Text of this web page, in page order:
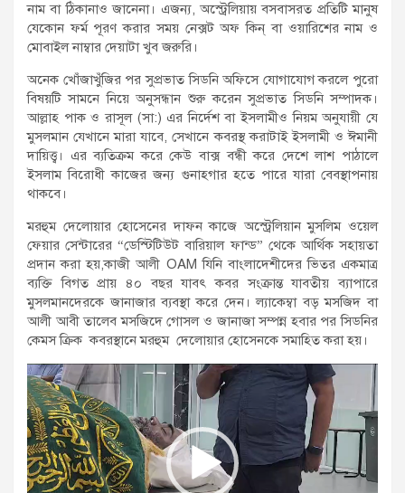
নাম বা ঠিকানাও জানেনা। এজন্য, অস্ট্রেলিয়ায় বসবাসরত প্রতিটি মানুষ
যেকোন ফর্ম পূরণ করার সময় নেক্সট অফ কিন্ বা ওয়ারিশের নাম ও
মোবাইল নাম্বার দেয়াটা খুব জরুরি।
অনেক খোঁজাখুঁজির পর সুপ্রভাত সিডনি অফিসে যোগাযোগ করলে পুরো
বিষয়টি সামনে নিয়ে অনুসন্ধান শুরু করেন সুপ্রভাত সিডনি সম্পাদক।
আল্লাহ পাক ও রাসূল (সা:) এর নির্দেশ বা ইসলামীও নিয়ম অনুযায়ী যে
মুসলমান যেখানে মারা যাবে, সেখানে কবরস্থ করাটাই ইসলামী ও ঈমানী
দায়িত্ত্ব। এর ব্যতিক্রম করে কেউ বাক্স বন্ধী করে দেশে লাশ পাঠালে
ইসলাম বিরোধী কাজের জন্য গুনাহগার হতে পারে যারা বেবস্থাপনায়
থাকবে।
মরহুম দেলোয়ার হোসেনের দাফন কাজে অস্ট্রেলিয়ান মুসলিম ওয়েল
ফেয়ার সেন্টারের “ডেস্টিটিউট বারিয়াল ফান্ড” থেকে আর্থিক সহায়তা
প্রদান করা হয়,কাজী আলী OAM যিনি বাংলাদেশীদের ভিতর একমাত্র
ব্যক্তি বিগত প্রায় ৪০ বছর যাবৎ কবর সংক্রান্ত যাবতীয় ব্যাপারে
মুসলমানদেরকে জানাজার ব্যবস্থা করে দেন। ল্যাকেম্বা বড় মসজিদ বা
আলী আবী তালেব মসজিদে গোসল ও জানাজা সম্পন্ন হবার পর সিডনির
কেমস ক্রিক কবরস্থানে মরহুম দেলোয়ার হোসেনকে সমাহিত করা হয়।
Video
Player